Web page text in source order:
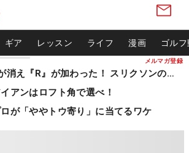
メルマガ登録
ギア レッスン ライフ 漫画 ゴル
『4』が消え『R』が加わった！ スリクソンの新作
アンはロフト角で選べ！
が「ややトウ寄り」に当てるワケ